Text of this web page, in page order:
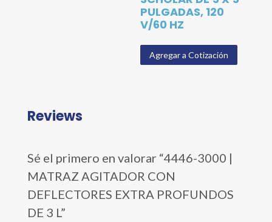
PULGADAS, 120
V/60 HZ
Agregar a Cotización
Reviews
Sé el primero en valorar “4446-3000 |
MATRAZ AGITADOR CON
DEFLECTORES EXTRA PROFUNDOS
DE 3 L”